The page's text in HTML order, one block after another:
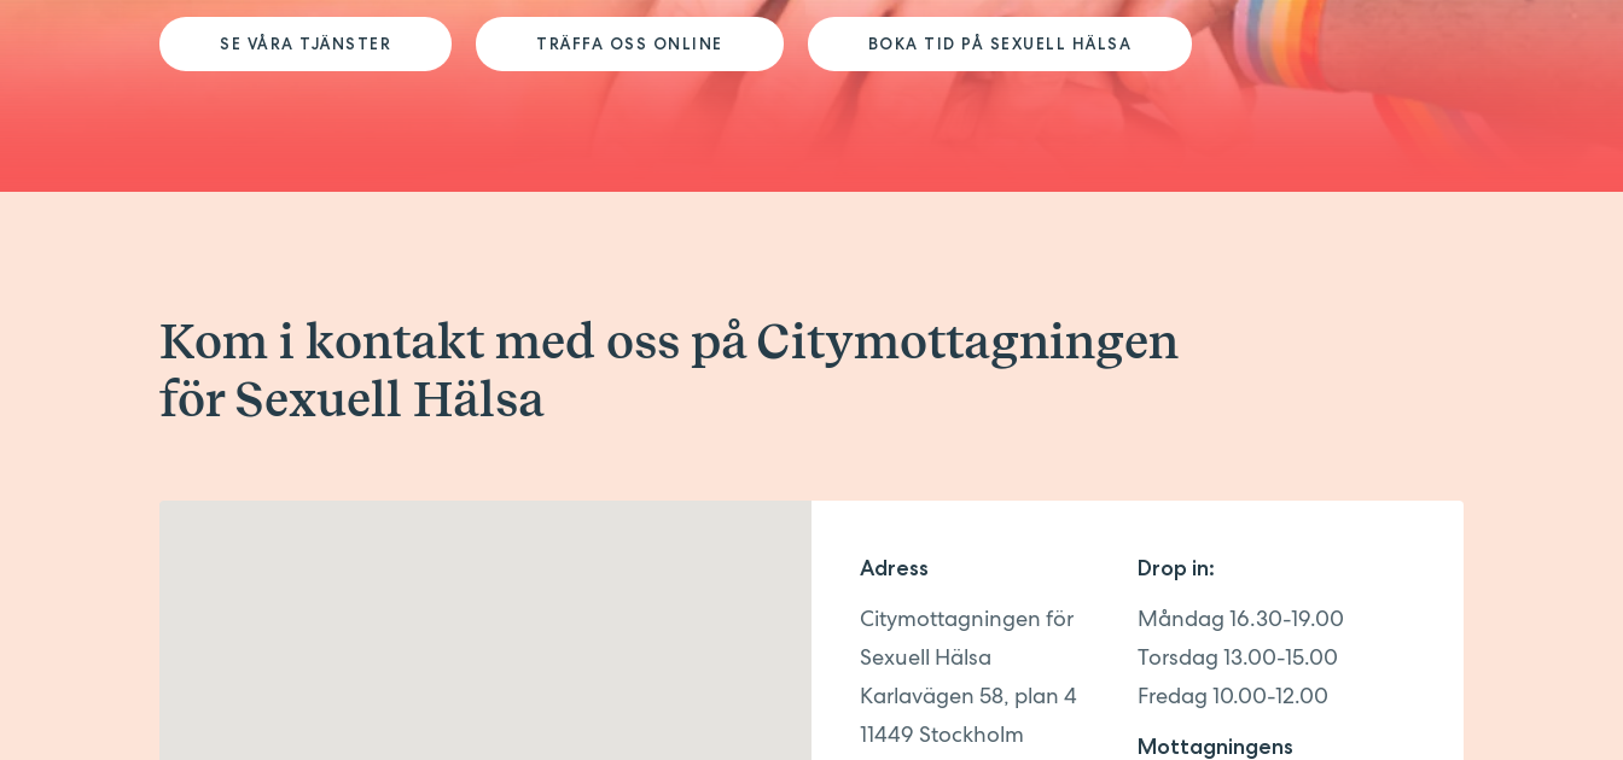
SE VÅRA TJÄNSTER TRÄFFA OSS ONLINE BOKA TID PÅ SEXUELL HÄLSA
Kom i kontakt med oss på Citymottagningen
för Sexuell Hälsa
Adress
Citymottagningen för
Sexuell Hälsa
Karlavägen 58, plan 4
11449 Stockholm
Drop in:
Måndag 16.30-19.00
Torsdag 13.00-15.00
Fredag 10.00-12.00
Mottagningens